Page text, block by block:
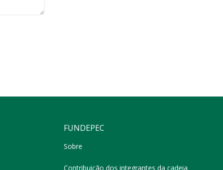
FUNDEPEC
Sobre
Contribuição dos integrantes da cadeia